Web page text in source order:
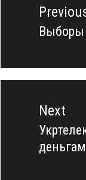
записям
Previous
Выборы
Next
Next
post: